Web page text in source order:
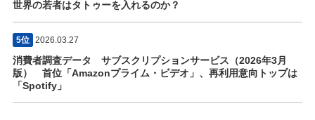
世界の若者はタトゥーを入れるのか？
5位 2026.03.27
消費者調査データ サブスクリプションサービス（2026年3月
版） 首位「Amazonプライム・ビデオ」、再利用意向トップは
「Spotify」